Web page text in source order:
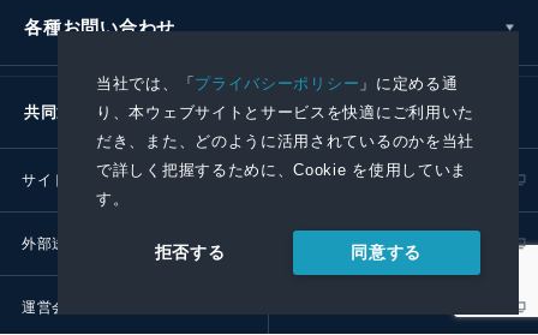
当社では、「プライバシーポリシー 」に定める通
り、本ウェブサイトとサービスを快適にご利用いた
だき、また、どのように活用されているのかを当社
で詳しく把握するために、Cookie を使用していま
す。
拒否する 同意する
各種お問い合わせ
共同通信社グループ
サイトポリシー プライバシーポリシー
外部送信ポリシー プレスリリース取扱基準
運営会社